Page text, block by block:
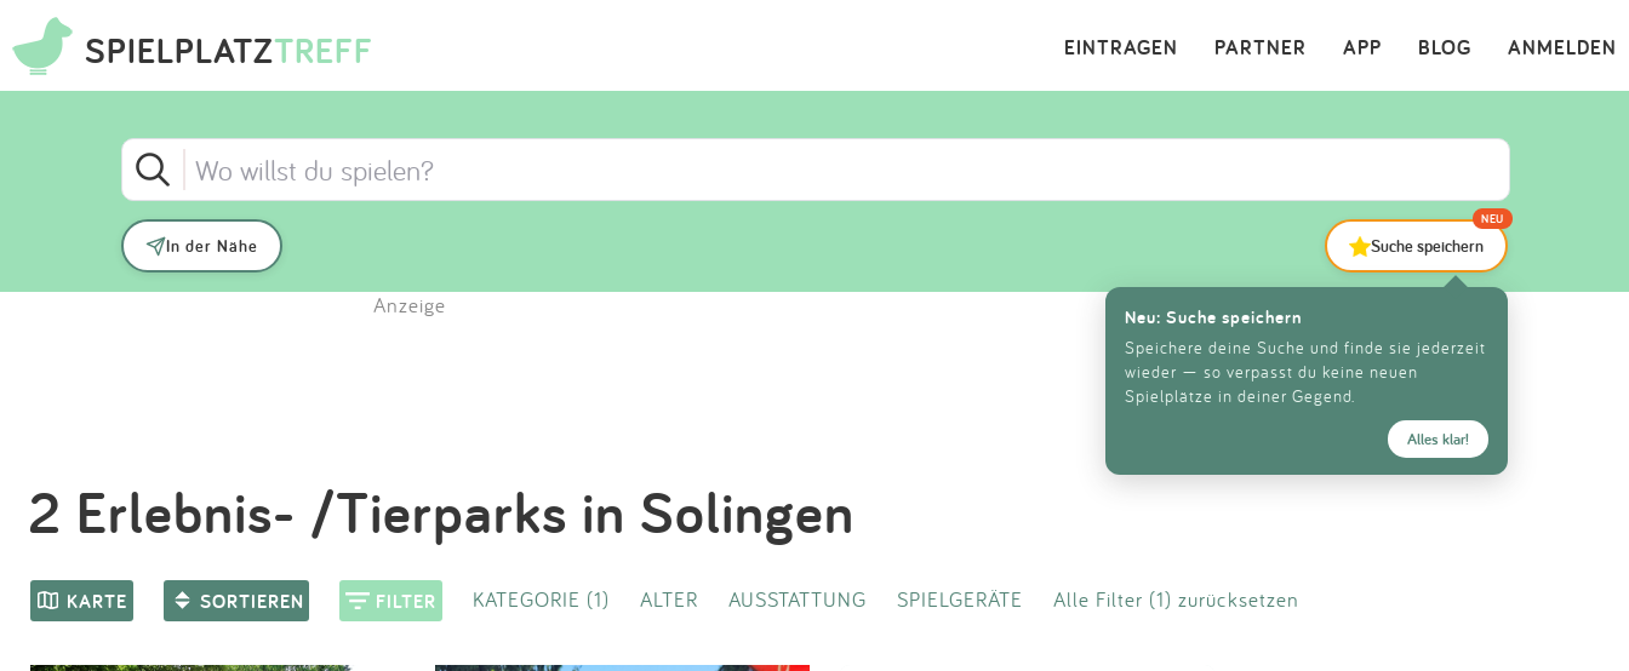
SPIELPLATZTREFF ANMELDEN
BLOG
APP
PARTNER
EINTRAGEN ×
App
Impressum
In der Nähe Suche speichern
NEU
Neu: Suche speichern
Speichere deine Suche und finde sie jederzeit
wieder — so verpasst du keine neuen
Spielplätze in deiner Gegend.
Alles klar!
Anzeige
2 Erlebnis- /Tierparks in Solingen
KARTE SORTIEREN FILTER KATEGORIE (1) ALTER AUSSTATTUNG SPIELGERÄTE Alle Filter (1) zurücksetzen